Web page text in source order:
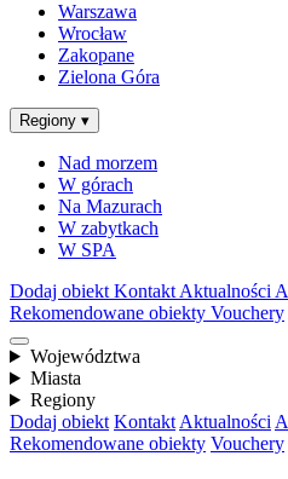
Warszawa
Wrocław
Zakopane
Zielona Góra
Regiony ▾
Nad morzem
W górach
Na Mazurach
W zabytkach
W SPA
Dodaj obiekt Kontakt Aktualności
Rekomendowane obiekty Vouchery
Województwa
Miasta
Regiony
Dodaj obiekt Kontakt Aktualności
Rekomendowane obiekty Vouchery